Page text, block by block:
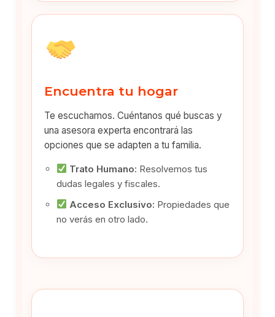
Encuentra tu hogar
Te escuchamos. Cuéntanos qué buscas y
una asesora experta encontrará las
opciones que se adapten a tu familia.
Trato Humano: Resolvemos tus
dudas legales y fiscales.
Acceso Exclusivo: Propiedades que
no verás en otro lado.